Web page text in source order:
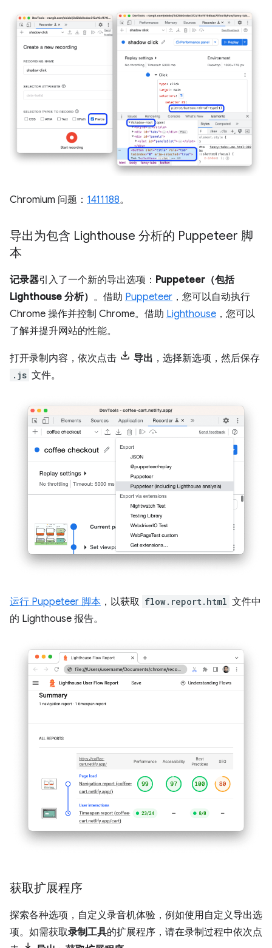
Chromium 问题： 1411188。
导出为包含 Lighthouse 分析的 Puppeteer 脚
本
记录器引入了一个新的导出选项： Puppeteer（包括
Lighthouse 分析） 。借助 Puppeteer ，您可以自动执行
Chrome 操作并控制 Chrome。借助 Lighthouse ，您可以
了解并提升网站的性能。
打开录制内容，依次点击 导出 ，选择新选项，然后保存
.js 文件。
运行 Puppeteer 脚本 ，以获取 flow.report.html 文件中
的 Lighthouse 报告。
获取扩展程序
探索各种选项，自定义录音机体验，例如使用自定义导出选
项。如需获取录制工具的扩展程序，请在录制过程中依次点